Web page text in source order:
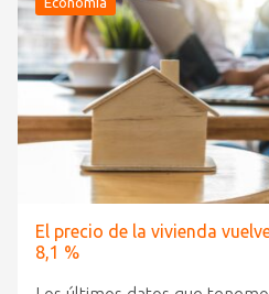
El precio de la vivienda
8,1 %